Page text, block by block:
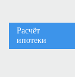
Расчёт
ипотеки